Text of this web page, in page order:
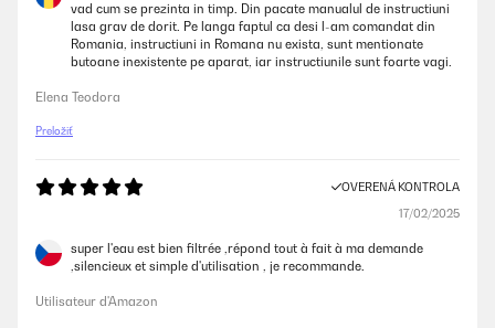
vad cum se prezinta in timp. Din pacate manualul de instructiuni
lasa grav de dorit. Pe langa faptul ca desi l-am comandat din
Romania, instructiuni in Romana nu exista, sunt mentionate
butoane inexistente pe aparat, iar instructiunile sunt foarte vagi.
Elena Teodora
Preložiť
OVERENÁ KONTROLA
17/02/2025
super l'eau est bien filtrée ,répond tout à fait à ma demande
,silencieux et simple d'utilisation , je recommande.
Utilisateur d'Amazon